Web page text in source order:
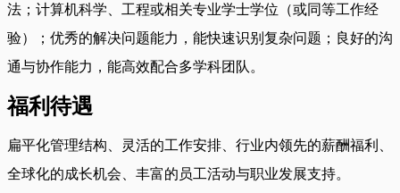
法；计算机科学、工程或相关专业学士学位（或同等工作经
验）；优秀的解决问题能力，能快速识别复杂问题；良好的沟
通与协作能力，能高效配合多学科团队。
福利待遇
扁平化管理结构、灵活的工作安排、行业内领先的薪酬福利、
全球化的成长机会、丰富的员工活动与职业发展支持。